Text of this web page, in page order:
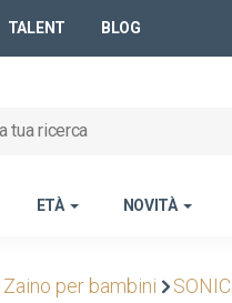
TALENT BLOG
ETÀ NOVITÀ
Zaino per bambini SONIC